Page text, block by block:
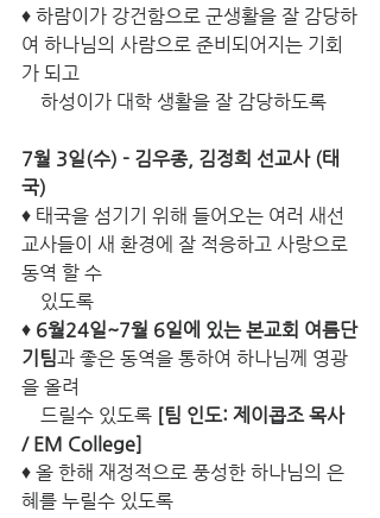
♦ 하람이가 강건함으로 군생활을 잘 감당하
여 하나님의 사람으로 준비되어지는 기회
가 되고
    하성이가 대학 생활을 잘 감당하도록
7월 3일(수) - 김우종, 김정희 선교사 (태
국)
♦ 태국을 섬기기 위해 들어오는 여러 새선
교사들이 새 환경에 잘 적응하고 사랑으로
동역 할 수
    있도록
♦ 6월24일~7월 6일에 있는 본교회 여름단
기팀과 좋은 동역을 통하여 하나님께 영광
을 올려
    드릴수 있도록
[팀 인도: 제이콥조 목사
/ EM College]
♦ 올 한해 재정적으로 풍성한 하나님의 은
혜를 누릴수 있도록